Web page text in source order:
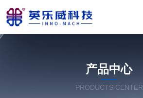
产品中心
PRODUCTS CENTER